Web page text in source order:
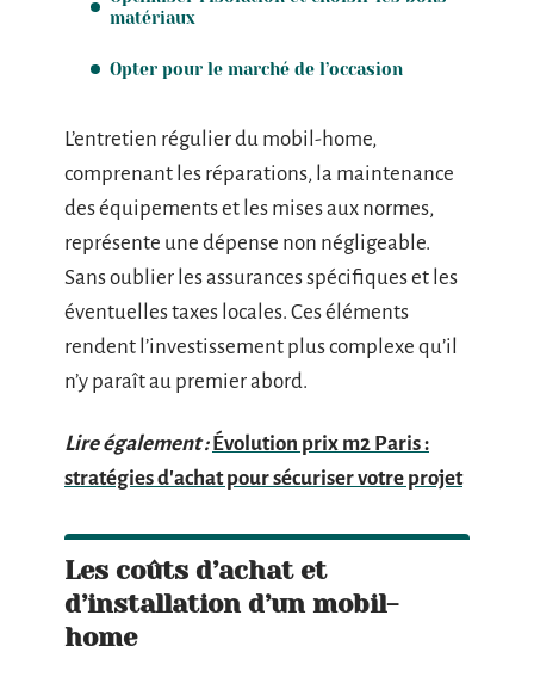
matériaux
Opter pour le marché de l’occasion
L’entretien régulier du mobil-home,
comprenant les réparations, la maintenance
des équipements et les mises aux normes,
représente une dépense non négligeable.
Sans oublier les assurances spécifiques et les
éventuelles taxes locales. Ces éléments
rendent l’investissement plus complexe qu’il
n’y paraît au premier abord.
Lire également : Évolution prix m2 Paris :
stratégies d'achat pour sécuriser votre projet
Les coûts d’achat et
d’installation d’un mobil-
home